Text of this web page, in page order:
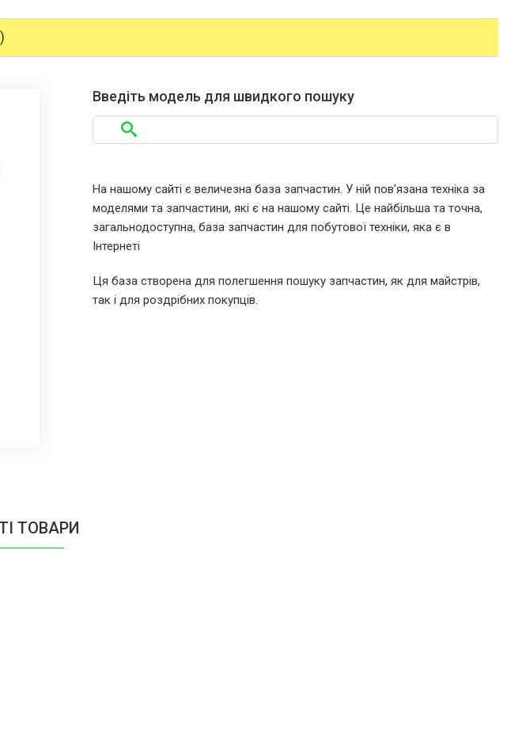
Введіть модель для швидкого пошуку
На нашому сайті є величезна база запчастин. У ній пов'язана техніка за
моделями та запчастини, які є на нашому сайті. Це найбільша та точна,
загальнодоступна, база запчастин для побутової техніки, яка є в
Інтернеті
Ця база створена для полегшення пошуку запчастин, як для майстрів,
так і для роздрібних покупців.
ТОВАРИ